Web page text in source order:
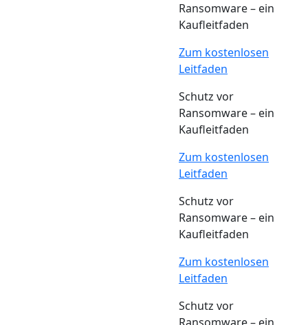
Ransomware – ein
Kaufleitfaden
Zum kostenlosen
Leitfaden
Schutz vor
Ransomware – ein
Kaufleitfaden
Zum kostenlosen
Leitfaden
Schutz vor
Ransomware – ein
Kaufleitfaden
Zum kostenlosen
Leitfaden
Schutz vor